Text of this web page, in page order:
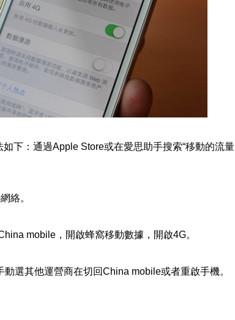
如下：通過Apple Store或在愛思助手搜索“移動的流量
絡。
mobile，開啟蜂窩移動數據，開啟4G。
選其他運營商在切回China mobile或者重啟手機。